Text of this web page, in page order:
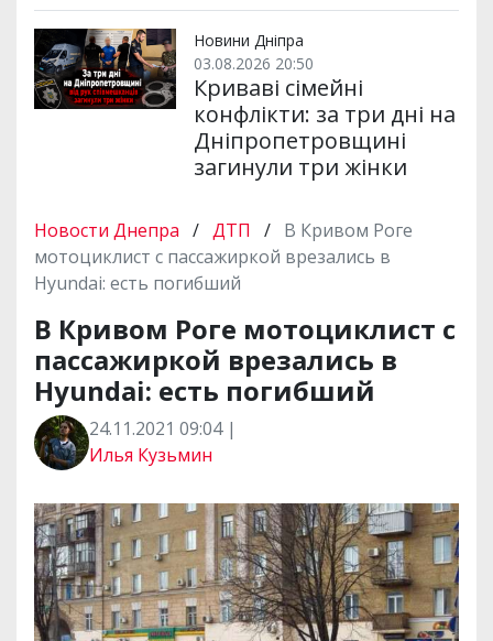
Новини Дніпра
03.08.2026 20:50
Криваві сімейні
конфлікти: за три дні на
Дніпропетровщині
загинули три жінки
Новости Днепра / ДТП / В Кривом Роге
мотоциклист с пассажиркой врезались в
Hyundai: есть погибший
В Кривом Роге мотоциклист с
пассажиркой врезались в
Hyundai: есть погибший
24.11.2021 09:04 |
Илья Кузьмин